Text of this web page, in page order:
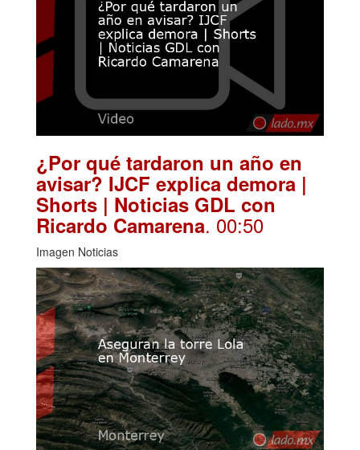
¿Por qué tardaron un año en
avisar? IJCF explica demora |
Shorts | Noticias GDL con
Ricardo Camarena. 00:50
Imagen Noticias